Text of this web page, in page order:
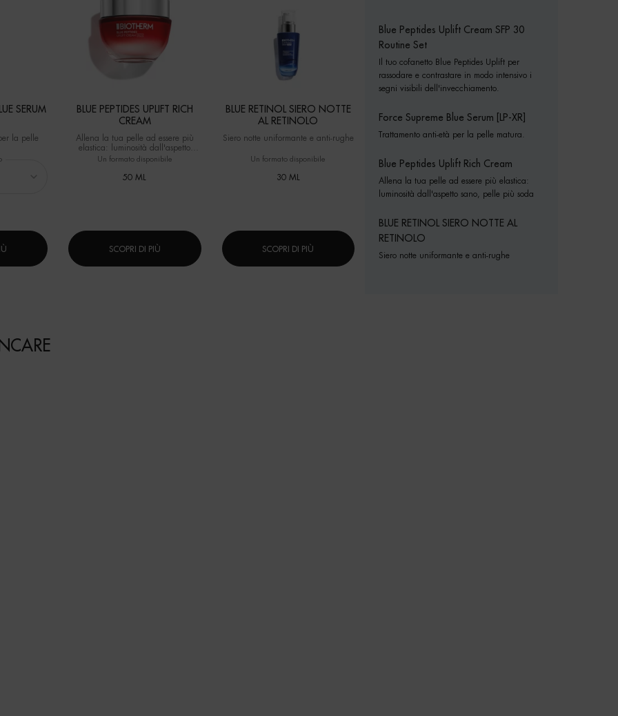
SERUM
la pelle
BLUE PEPTIDES UPLIFT RICH
CREAM
Allena la tua pelle ad essere più
elastica: luminosità dall'aspetto
sano, pelle più soda
Un formato disponibile
50 ML
SCOPRI DI PIÙ
BLUE RETINOL SIERO NOTTE
AL RETINOLO
Siero notte uniformante e anti-rughe
Un formato disponibile
30 ML
SCOPRI DI PIÙ
Blue Peptides Uplift Cream SFP 30
Routine Set
Il tuo cofanetto Blue Peptides Uplift per
rassodare e contrastare in modo intensivo i
segni visibili dell'invecchiamento.
Force Supreme Blue Serum [LP-XR]
Trattamento anti-età per la pelle matura.
Blue Peptides Uplift Rich Cream
Allena la tua pelle ad essere più elastica:
luminosità dall'aspetto sano, pelle più soda
BLUE RETINOL SIERO NOTTE AL
RETINOLO
Siero notte uniformante e anti-rughe